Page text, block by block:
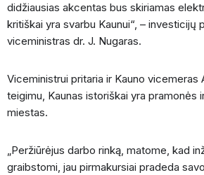
didžiausias akcentas bus skiriamas
kritiškai yra svarbu Kaunui“, – investicijų
viceministras dr. J. Nugaras.
Viceministrui pritaria ir Kauno vicemeras
teigimu, Kaunas istoriškai yra pramonės
miestas.
„Peržiūrėjus darbo rinką, matome, kad
graibstomi, jau pirmakursiai pradeda